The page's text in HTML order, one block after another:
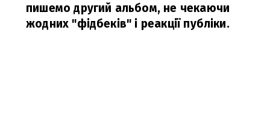
пишемо другий альбом, не чекаючи
жодних "фідбеків" і реакції публіки.